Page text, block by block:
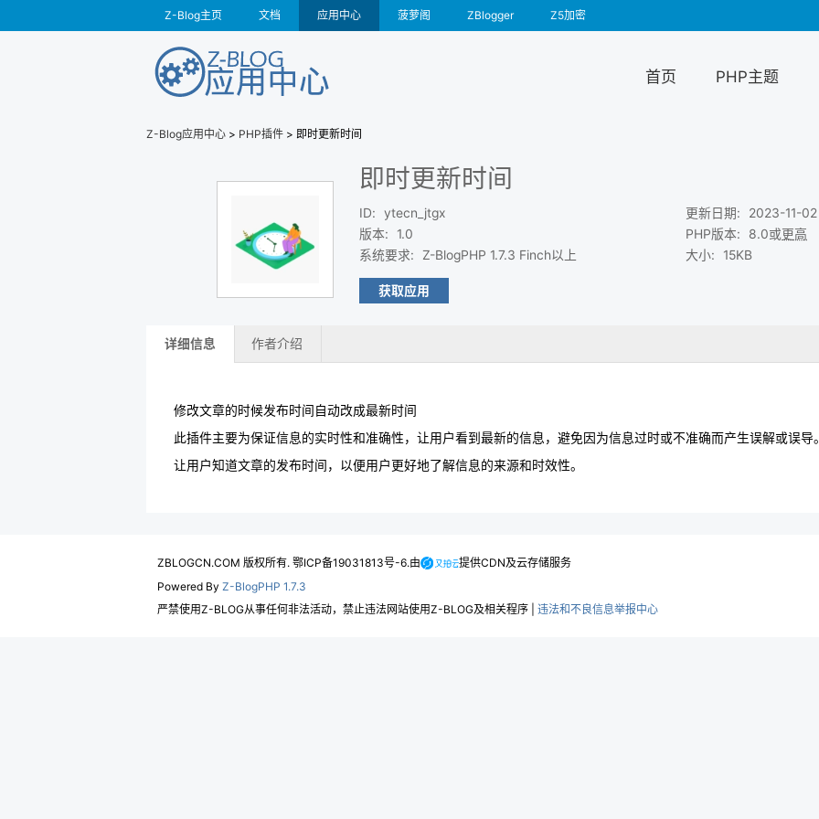
Z-Blog主页 文档 应用中心 菠萝阁 ZBlogger Z5加密
首页 PHP主题
Z-Blog应用中心 > PHP插件 > 即时更新时间
即时更新时间
ID:
ytecn_jtgx
版本:
1.0
系统要求: Z-BlogPHP 1.7.3 Finch以上
更新日期:
2023-11-
PHP版本: 8.0或更高
大小: 15KB
获取应用
详细信息 作者介绍
修改文章的时候发布时间自动改成最新时间
此插件主要为保证信息的实时性和准确性，让用户看到最新的信息，避免因为信息过时或不准确而产生误解或误导
让用户知道文章的发布时间，以便用户更好地了解信息的来源和时效性。
ZBLOGCN.COM 版权所有. 鄂ICP备19031813号-6.由
提供CDN及云存储服务
Powered By Z-BlogPHP 1.7.3
严禁使用Z-BLOG从事任何非法活动，禁止违法网站使用Z-BLOG及相关程序 | 违法和不良信息举报中心